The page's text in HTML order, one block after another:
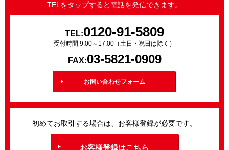
TELをタップすると電話を発信できます。
TEL:0120-91-5809
受付時間 9:00～17:00（土日・祝日は除く）
FAX:03-5821-0909
お問い合わせフォーム
初めてお取引する場合は、お客様登録が必要です。
お客様登録はこちら